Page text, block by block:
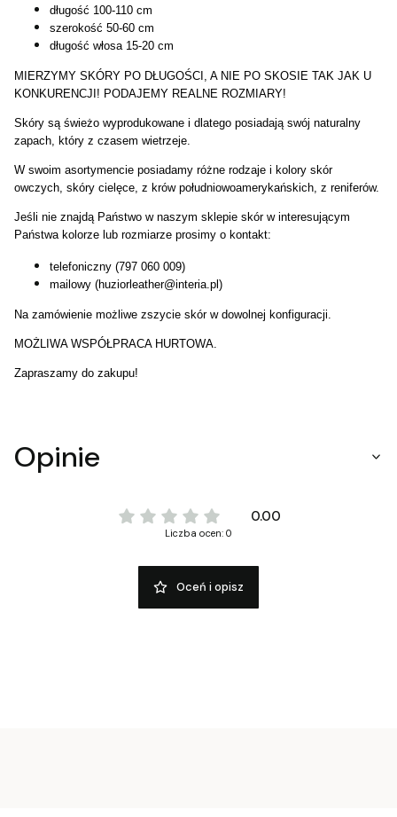
długość 100-110 cm
szerokość 50-60 cm
długość włosa 15-20 cm
MIERZYMY SKÓRY PO DŁUGOŚCI, A NIE PO SKOSIE TAK JAK U
KONKURENCJI! PODAJEMY REALNE ROZMIARY!
Skóry są świeżo wyprodukowane i dlatego posiadają swój naturalny
zapach, który z czasem wietrzeje.
W swoim asortymencie posiadamy różne rodzaje i kolory skór
owczych, skóry cielęce, z krów południowoamerykańskich, z reniferów.
Jeśli nie znajdą Państwo w naszym sklepie skór w interesującym
Państwa kolorze lub rozmiarze prosimy o kontakt:
telefoniczny (797 060 009)
mailowy (huziorleather@interia.pl)
Na zamówienie możliwe zszycie skór w dowolnej konfiguracji.
MOŻLIWA WSPÓŁPRACA HURTOWA.
Zapraszamy do zakupu!
Opinie
0.00
Liczba ocen: 0
Oceń i opisz